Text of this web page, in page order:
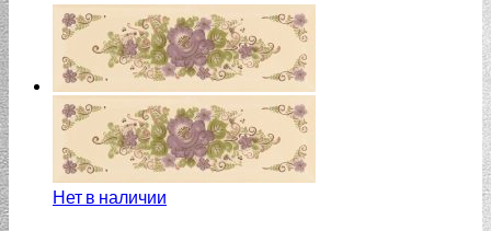
Нет в наличии